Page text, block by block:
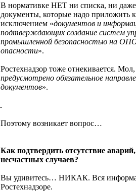
В нормативке НЕТ ни списка, ни
документы, которые надо приложить
исключением «документов и
подтверждающих создание систем
промышленной безопасностью на
опасности».
Ростехнадзор тоже отнекивается.
предусмотрено обязательное
документов».
Поэтому возникает вопрос…
Как подтвердить отсутствие
несчастных случаев?
Вы удивитесь… НИКАК. Вся
Ростехнадзоре.